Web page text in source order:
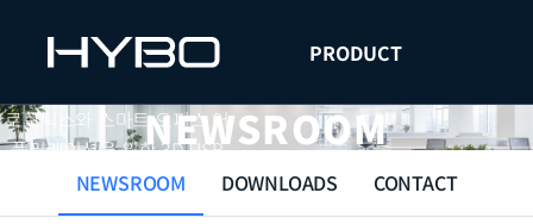
PRODUCT
로보틱스와 스마트 오피스 어
플리케이션을 위한 3D USB
Depth Sensor,iTFS-LITE
를
출시하였습니다.
NEWSROOM
NEWSROOM DOWNLOADS CONTACT